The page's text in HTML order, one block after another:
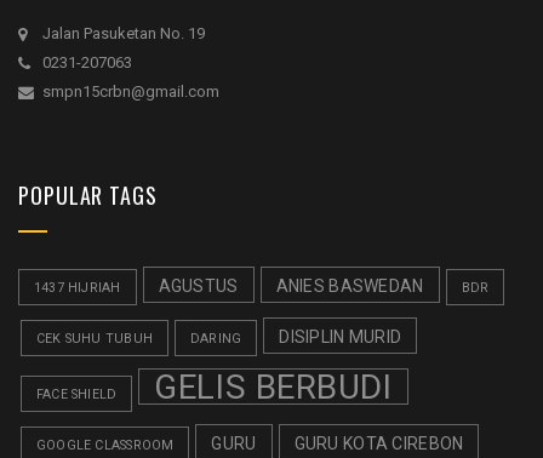
Jalan Pasuketan No. 19
0231-207063
smpn15crbn@gmail.com
POPULAR TAGS
1437 HIJRIAH AGUSTUS ANIES BASWEDAN BDR
CEK SUHU TUBUH DARING DISIPLIN MURID
FACE SHIELD GELIS BERBUDI
GOOGLE CLASSROOM GURU GURU KOTA CIREBON